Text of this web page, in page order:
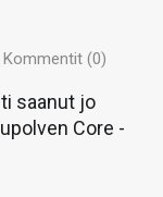
Kommentit (0)
saanut jo
Core -